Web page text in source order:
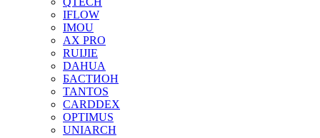
IFLOW
IMOU
AX PRO
RUIJIE
DAHUA
БAСТИОН
TANTOS
CARDDEX
OPTIMUS
UNIARCH